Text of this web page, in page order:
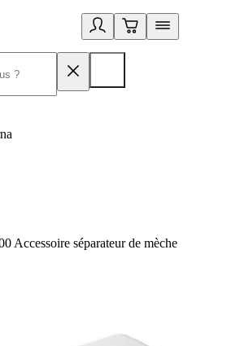
Accessoire séparateur de mèche